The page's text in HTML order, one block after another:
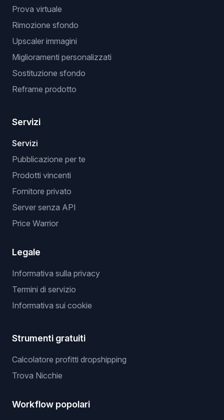
Prova virtuale
Rimozione sfondo
Upscaler immagini
Miglioramenti personalizzati
Sostituzione sfondo
Reframe prodotto
Servizi
Servizi
Pubblicazione per te
Prodotti vincenti
Fornitore privato
Server senza API
Price Warrior
Legale
Informativa sulla privacy
Termini di servizio
Informativa sui cookie
Strumenti gratuiti
Calcolatore profitti dropshipping
Trova Nicchie
Workflow popolari